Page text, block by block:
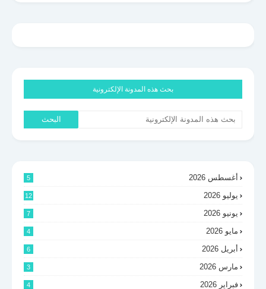
بحث هذه المدونة الإلكترونية
أغسطس 2026 5
يوليو 2026 12
يونيو 2026 7
مايو 2026 4
أبريل 2026 6
مارس 2026 3
فبراير 2026 4